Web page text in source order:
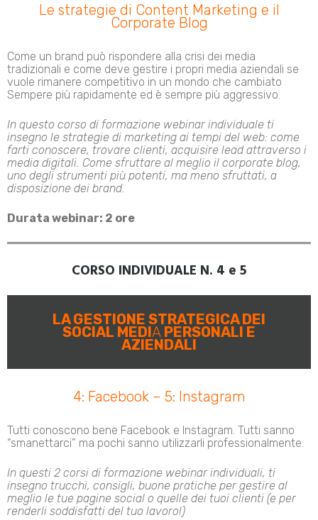
Le strategie di Content Marketing e il
Corporate Blog
Come un brand può rispondere alla crisi dei media
tradizionali e come deve gestire i propri media aziendali se
vuole rimanere competitivo in un mondo che cambiato
Sempere più rapidamente ed è sempre più aggressivo.
In questo corso di formazione webinar individuale ti
insegno le strategie di marketing ai tempi del web: come
farti conoscere, trovare clienti, acquisire lead attraverso i
media digitali. Come sfruttare al meglio il corporate blog,
uno degli strumenti più potenti, ma meno sfruttati, a
disposizione dei brand.
Durata webinar: 2 ore
CORSO INDIVIDUALE N. 4 e 5
LA GESTIONE STRATEGICA DEI
SOCIAL MEDIA PERSONALI E
AZIENDALI
4: Facebook – 5: Instagram
Tutti conoscono bene Facebook e Instagram. Tutti sanno
“smanettarci” ma pochi sanno utilizzarli professionalmente.
In questi 2 corsi di formazione webinar individuali, ti
insegno trucchi, consigli, buone pratiche per gestire al
meglio le tue pagine social o quelle dei tuoi clienti (e per
renderli soddisfatti del tuo lavoro!)